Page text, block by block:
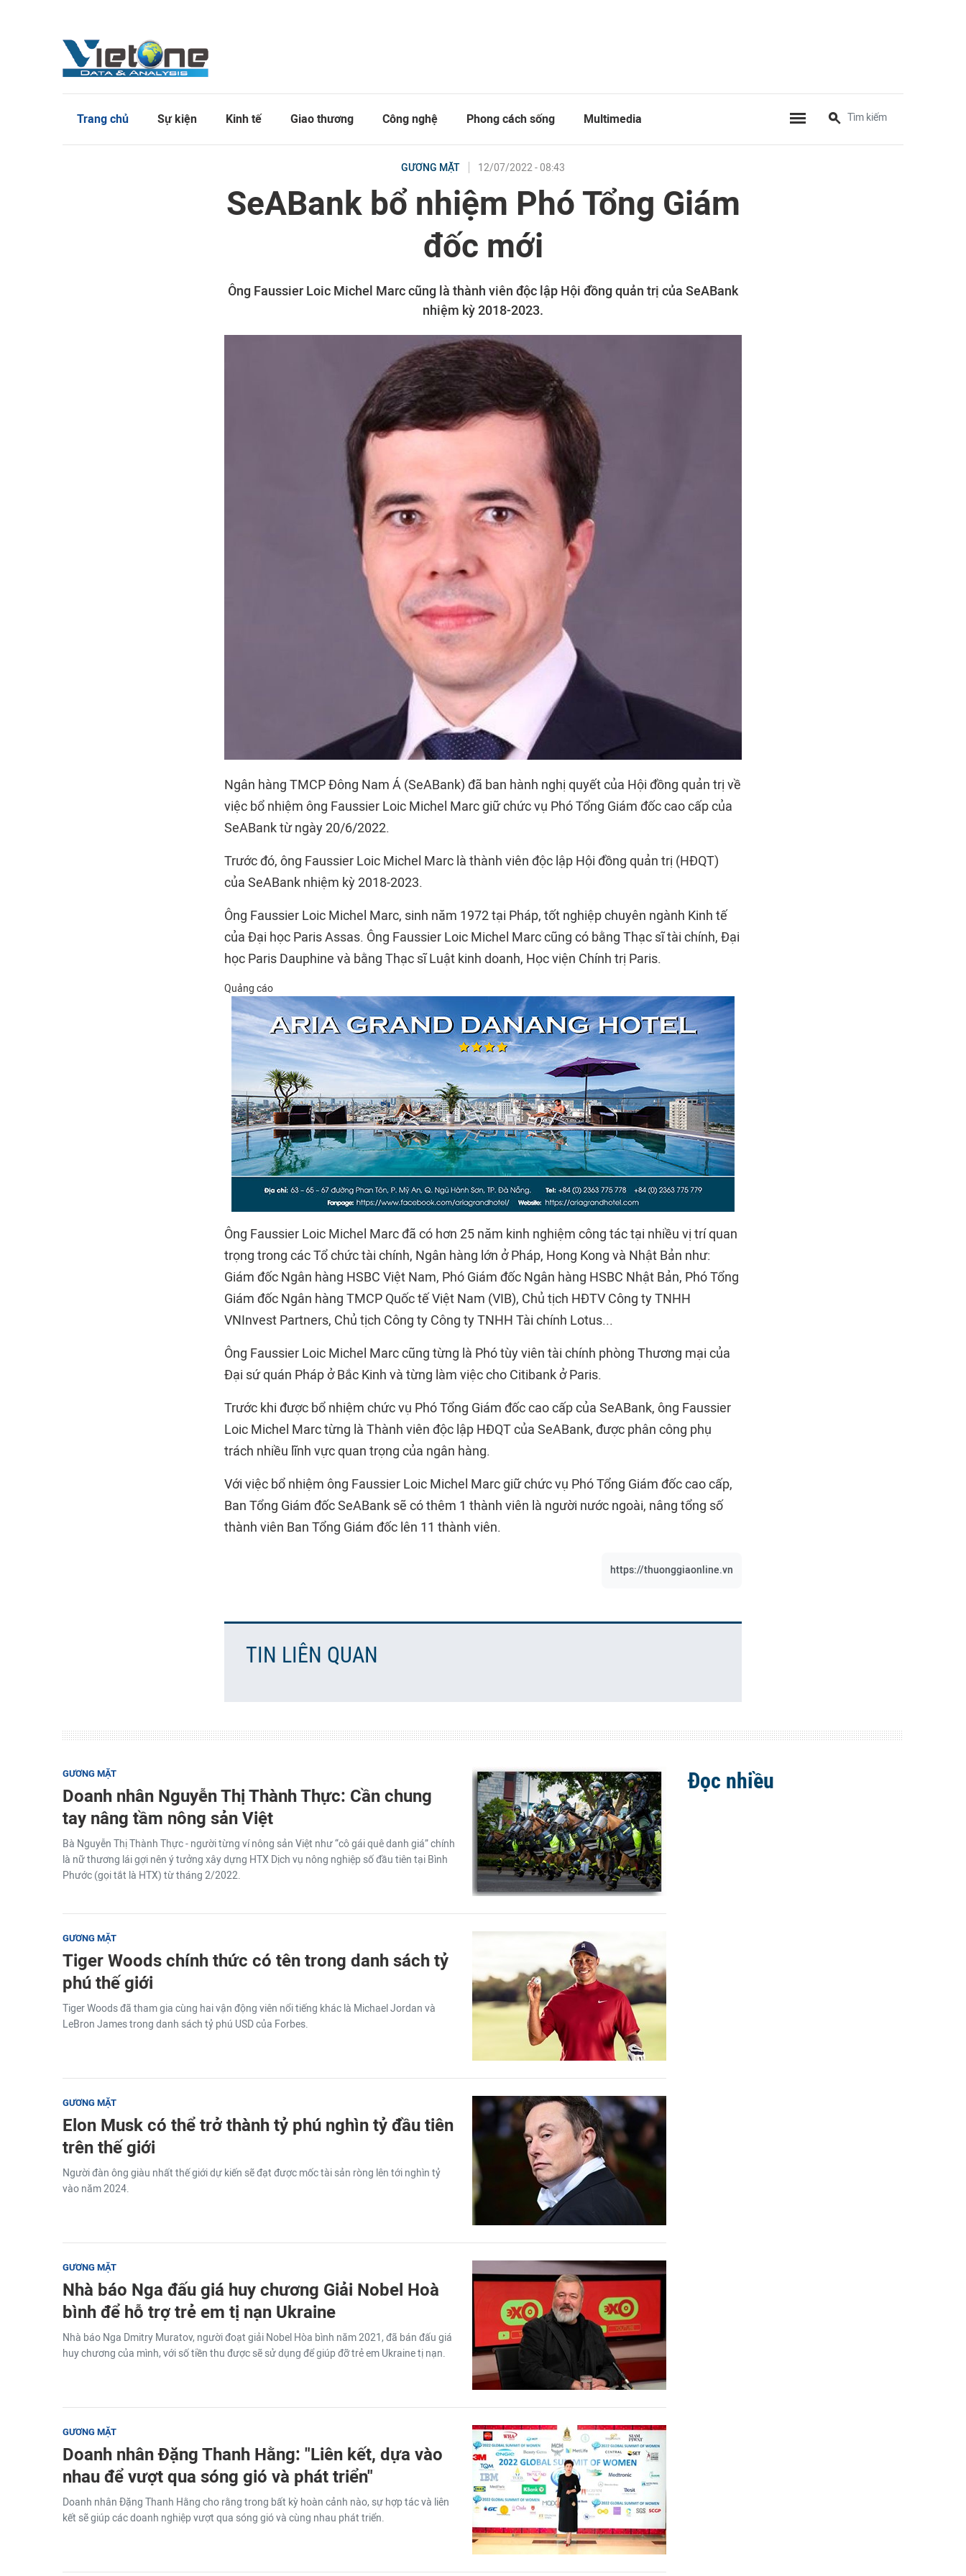
Trang chủ Sự kiện Kinh tế Giao thương Công nghệ Phong cách sống Multimedia
GƯƠNG MẶT 12/07/2022 - 08:43
SeABank bổ nhiệm Phó Tổng Giám
đốc mới
Ông Faussier Loic Michel Marc cũng là thành viên độc lập Hội đồng quản trị của SeABank
nhiệm kỳ 2018-2023.
Ngân hàng TMCP Đông Nam Á (SeABank) đã ban hành nghị quyết của Hội đồng quản trị về
việc bổ nhiệm ông Faussier Loic Michel Marc giữ chức vụ Phó Tổng Giám đốc cao cấp của
SeABank từ ngày 20/6/2022.
Trước đó, ông Faussier Loic Michel Marc là thành viên độc lập Hội đồng quản trị (HĐQT)
của SeABank nhiệm kỳ 2018-2023.
Ông Faussier Loic Michel Marc, sinh năm 1972 tại Pháp, tốt nghiệp chuyên ngành Kinh tế
của Đại học Paris Assas. Ông Faussier Loic Michel Marc cũng có bằng Thạc sĩ tài chính, Đại
học Paris Dauphine và bằng Thạc sĩ Luật kinh doanh, Học viện Chính trị Paris.
Quảng cáo
Ông Faussier Loic Michel Marc đã có hơn 25 năm kinh nghiệm công tác tại nhiều vị trí quan
trọng trong các Tổ chức tài chính, Ngân hàng lớn ở Pháp, Hong Kong và Nhật Bản như:
Giám đốc Ngân hàng HSBC Việt Nam, Phó Giám đốc Ngân hàng HSBC Nhật Bản, Phó Tổng
Giám đốc Ngân hàng TMCP Quốc tế Việt Nam (VIB), Chủ tịch HĐTV Công ty TNHH
VNInvest Partners, Chủ tịch Công ty Công ty TNHH Tài chính Lotus...
Ông Faussier Loic Michel Marc cũng từng là Phó tùy viên tài chính phòng Thương mại của
Đại sứ quán Pháp ở Bắc Kinh và từng làm việc cho Citibank ở Paris.
Trước khi được bổ nhiệm chức vụ Phó Tổng Giám đốc cao cấp của SeABank, ông Faussier
Loic Michel Marc từng là Thành viên độc lập HĐQT của SeABank, được phân công phụ
trách nhiều lĩnh vực quan trọng của ngân hàng.
Với việc bổ nhiệm ông Faussier Loic Michel Marc giữ chức vụ Phó Tổng Giám đốc cao cấp,
Ban Tổng Giám đốc SeABank sẽ có thêm 1 thành viên là người nước ngoài, nâng tổng số
thành viên Ban Tổng Giám đốc lên 11 thành viên.
https://thuonggiaonline.vn
TIN LIÊN QUAN
GƯƠNG MẶT
Doanh nhân Nguyễn Thị Thành Thực: Cần chung
tay nâng tầm nông sản Việt
Bà Nguyễn Thị Thành Thực - người từng ví nông sản Việt như “cô gái quê danh giá” chính
là nữ thương lái gợi nên ý tưởng xây dựng HTX Dịch vụ nông nghiệp số đầu tiên tại Bình
Phước (gọi tắt là HTX) từ tháng 2/2022.
GƯƠNG MẶT
Tiger Woods chính thức có tên trong danh sách tỷ
phú thế giới
Tiger Woods đã tham gia cùng hai vận động viên nổi tiếng khác là Michael Jordan và
LeBron James trong danh sách tỷ phú USD của Forbes.
GƯƠNG MẶT
Elon Musk có thể trở thành tỷ phú nghìn tỷ đầu tiên
trên thế giới
Người đàn ông giàu nhất thế giới dự kiến ​​sẽ đạt được mốc tài sản ròng lên tới nghìn tỷ
vào năm 2024.
GƯƠNG MẶT
Nhà báo Nga đấu giá huy chương Giải Nobel Hoà
bình để hỗ trợ trẻ em tị nạn Ukraine
Nhà báo Nga Dmitry Muratov, người đoạt giải Nobel Hòa bình năm 2021, đã bán đấu giá
huy chương của mình, với số tiền thu được sẽ sử dụng để giúp đỡ trẻ em Ukraine tị nạn.
GƯƠNG MẶT
Doanh nhân Đặng Thanh Hằng: "Liên kết, dựa vào
nhau để vượt qua sóng gió và phát triển"
Doanh nhân Đặng Thanh Hằng cho rằng trong bất kỳ hoàn cảnh nào, sự hợp tác và liên
kết sẽ giúp các doanh nghiệp vượt qua sóng gió và cùng nhau phát triển.
Đọc nhiều